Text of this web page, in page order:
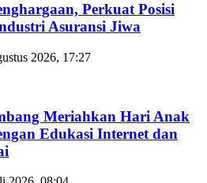
Perkuat Posisi
Asuransi Jiwa
2026, 17:27
Meriahkan Hari Anak
Edukasi Internet dan